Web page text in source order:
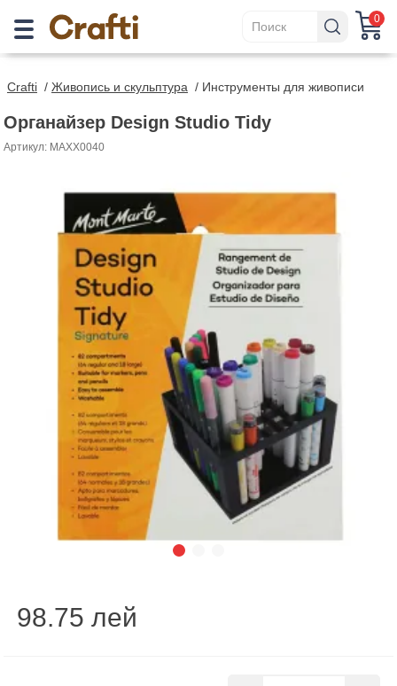
0
Crafti / Живопись и скульптура / Инструменты для живописи
Органайзер Design Studio Tidy
Артикул: MAXX0040
98.75 лей